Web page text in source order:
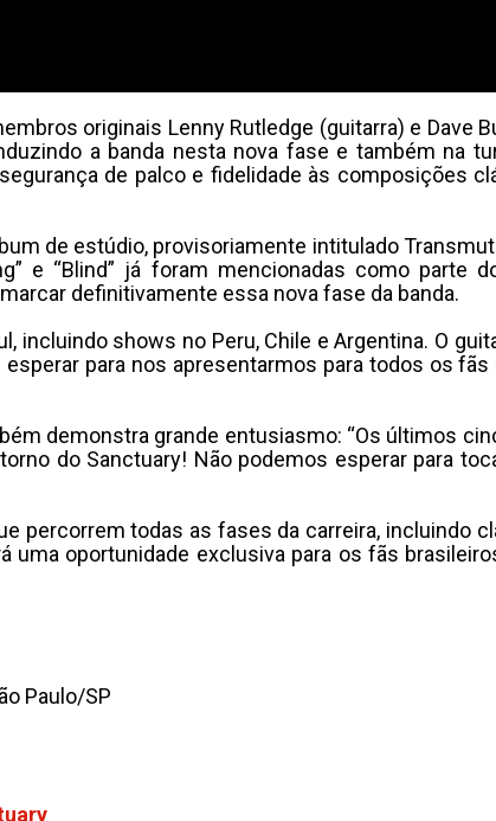
originais Lenny Rutledge (guitarra) e Dave
a banda nesta nova fase e também na
de palco e fidelidade às composições
de estúdio, provisoriamente intitulado
e “Blind” já foram mencionadas como parte
definitivamente essa nova fase da banda.
incluindo shows no Peru, Chile e Argentina. O
para nos apresentarmos para todos os
demonstra grande entusiasmo: “Os últimos
do Sanctuary! Não podemos esperar para
percorrem todas as fases da carreira, incluindo
uma oportunidade exclusiva para os fãs
Paulo/SP